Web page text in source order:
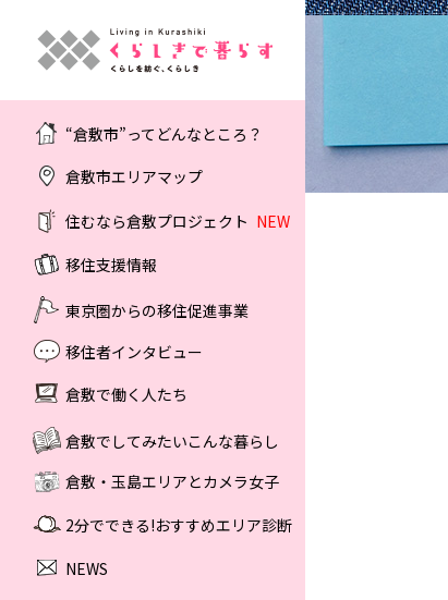
“倉敷市”ってどんなところ？
倉敷市エリアマップ
住むなら倉敷プロジェクト NEW
移住支援情報
東京圏からの移住促進事業
移住者インタビュー
倉敷で働く人たち
倉敷でしてみたいこんな暮らし
倉敷・玉島エリアとカメラ女子
2分でできる!おすすめエリア診断
NEWS